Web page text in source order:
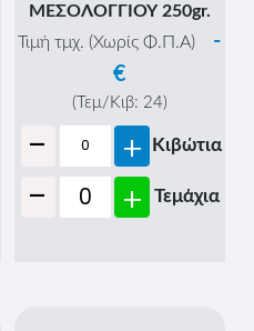
ΜΕΣΟΛΟΓΓΙΟΥ 250gr.
Τιμή τμχ. (Χωρίς Φ.Π.Α)
-
€
(Τεμ/Κιβ: 24)
- + Κιβώτια
- + Τεμάχια